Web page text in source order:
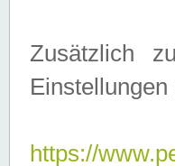
Zusätzlich
https://